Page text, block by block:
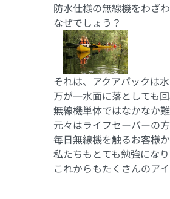
防水仕様の無線機をわざ
なぜでしょう？
それは、アクアパックは水
万が一水面に落としても
無線機単体ではなかなか
元々はライフセーバーの
毎日無線機を触るお客様
私たちもとても勉強になり
これからもたくさんのア